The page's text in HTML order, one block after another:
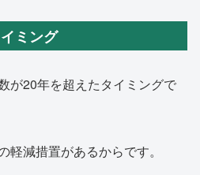
ミング
が20年を超えたタイミングで
減措置があるからです。